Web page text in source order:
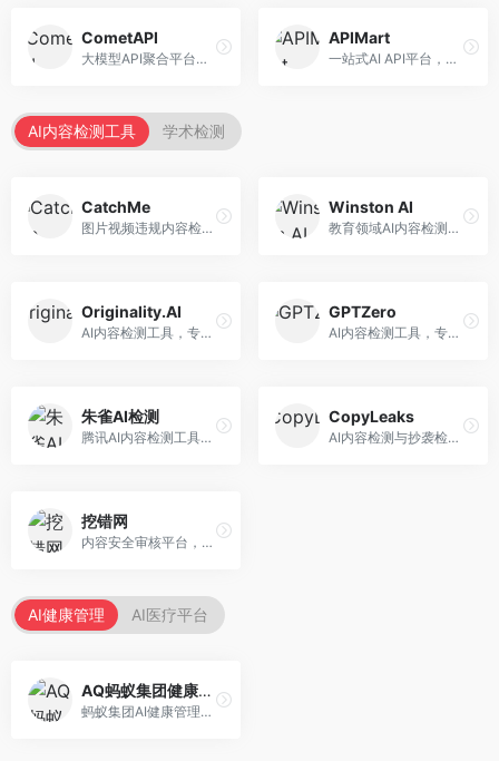
CometAPI
大模型API聚合平台，整合多种AI模型服务。面向开发者，提供统一接口、模型切换、监控分析等服务，API管理便捷。
APIMart
一站式AI API平台，整合多种AI服务。面向开发者，提供模型API、图像处理、语音识别等服务，API种类丰富。
AI内容检测工具 学术检测
CatchMe
图片视频违规内容检测平台，专注于视觉内容安全。面向内容平台，提供图片审核、视频审核、直播监控等服务，视觉检测专业。
Winston AI
教育领域AI内容检测平台，专注于学术诚信。面向教育机构，提供AI内容检测、抄袭检测、报告生成等服务，教育适配性强。
Originality.AI
AI内容检测工具，专注于内容原创性验证。面向内容创作者和出版商，提供AI检测、抄袭检测、批量分析等服务，检测精度高。
GPTZero
AI内容检测工具，专注于AI生成文本识别。面向教育工作者和出版商，提供文本检测、批量分析、API接口等服务，检测准确率高。
朱雀AI检测
腾讯AI内容检测工具，专注于中文内容识别。面向中文用户，提供AI内容检测、文本分析、报告生成等服务，中文检测专业。
CopyLeaks
AI内容检测与抄袭检测平台，专注于内容原创性验证。面向教育机构和出版商，提供AI检测、抄袭检测、多语言支持等服务，检测全面。
挖错网
内容安全审核平台，专注于违规内容检测。面向企业和平台，提供内容审核、敏感词检测、风险预警等服务，安全审核专业。
AI健康管理 AI医疗平台
AQ蚂蚁集团健康管家
蚂蚁集团AI健康管理服务，专注于个人健康监测。面向个人用户，提供健康评估、慢病管理、健康建议等服务，健康管理便捷。